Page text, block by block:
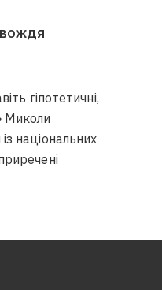
гіпотетичні,
Миколи
національних